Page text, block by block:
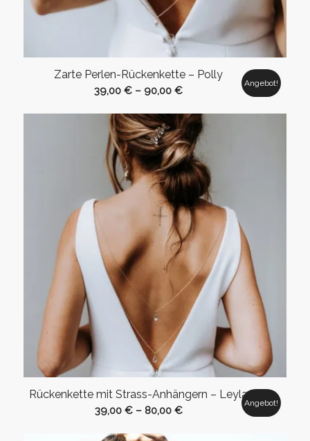
Zarte Perlen-Rückenkette – Polly
39,00€ – 90,00€
Angebot!
Rückenkette mit Strass-Anhängern – Leyla
39,00 €– 80,00 €
Angebot!